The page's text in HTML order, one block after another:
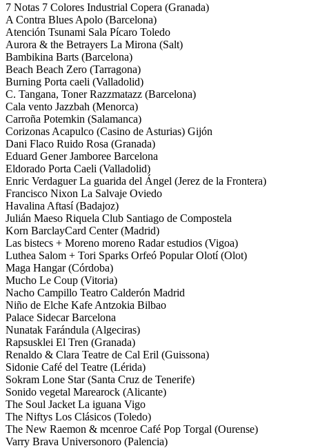
7 Notas 7 Colores Industrial Copera (Granada)
A Contra Blues Apolo (Barcelona)
Atención Tsunami Sala Pícaro Toledo
Aurora & the Betrayers La Mirona (Salt)
Bambikina Barts (Barcelona)
Beach Beach Zero (Tarragona)
Burning Porta caeli (Valladolid)
C. Tangana, Toner Razzmatazz (Barcelona)
Cala vento Jazzbah (Menorca)
Carroña Potemkin (Salamanca)
Corizonas Acapulco (Casino de Asturias) Gijón
Dani Flaco Ruido Rosa (Granada)
Eduard Gener Jamboree Barcelona
Eldorado Porta Caeli (Valladolid)
Enric Verdaguer La guarida del Ángel (Jerez de la Frontera)
Francisco Nixon La Salvaje Oviedo
Havalina Aftasí (Badajoz)
Julián Maeso Riquela Club Santiago de Compostela
Korn BarclayCard Center (Madrid)
Las bistecs + Moreno moreno Radar estudios (Vigoa)
Luthea Salom + Tori Sparks Orfeó Popular Olotí (Olot)
Maga Hangar (Córdoba)
Mucho Le Coup (Vitoria)
Nacho Campillo Teatro Calderón Madrid
Niño de Elche Kafe Antzokia Bilbao
Palace Sidecar Barcelona
Nunatak Farándula (Algeciras)
Rapsusklei El Tren (Granada)
Renaldo & Clara Teatre de Cal Eril (Guissona)
Sidonie Café del Teatre (Lérida)
Sokram Lone Star (Santa Cruz de Tenerife)
Sonido vegetal Marearock (Alicante)
The Soul Jacket La iguana Vigo
The Niftys Los Clásicos (Toledo)
The New Raemon & mcenroe Café Pop Torgal (Ourense)
Varry Brava Universonoro (Palencia)